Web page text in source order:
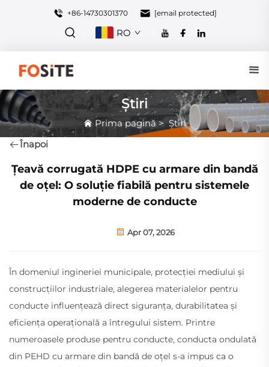
+86-14730301370 [email protected]
RO
Știri
Prima pagină>Știri
Înapoi
Țeavă corrugată HDPE cu armare din bandă
de oțel: O soluție fiabilă pentru sistemele
moderne de conducte
Apr 07, 2026
În domeniul ingineriei municipale, protecției mediului și
construcțiilor industriale, alegerea materialelor pentru
conducte influențează direct siguranța, durabilitatea și
eficiența operațională a întregului sistem. Printre
numeroasele produse pentru conducte, conducta ondulată
din PEHD cu armare din bandă de oțel s-a impus ca o